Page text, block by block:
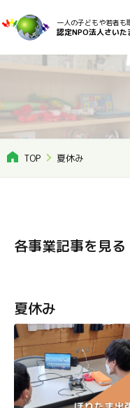
一人の子どもや若者も
認定NPO法人さい
TOP 夏休み
各事業記事を見る
夏休み